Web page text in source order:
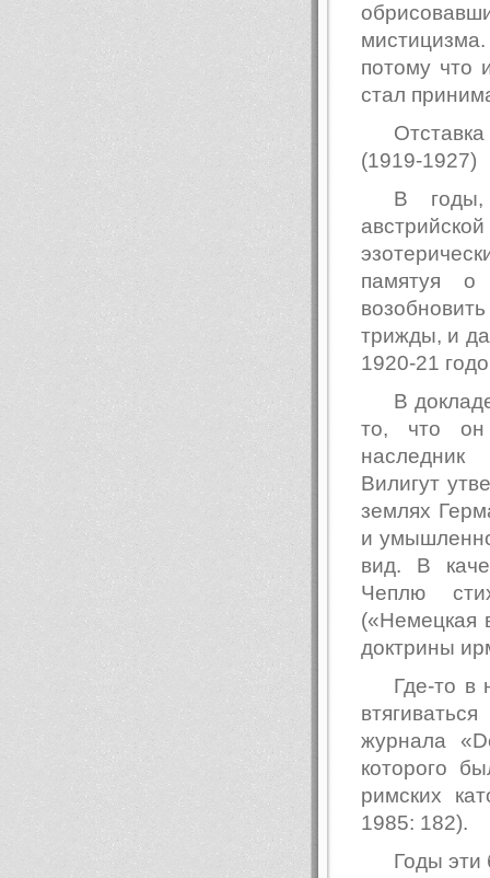
потому что
стал
(1919-1927)
В годы,
памятуя о
трижды, и
1920-21
В
то, что он
наследник
Вилигут
землях
и
вид. В
Чеплю
(«Немецкая
доктрины
Где-то в
журнала
которого
римских
1985: 182).
Годы